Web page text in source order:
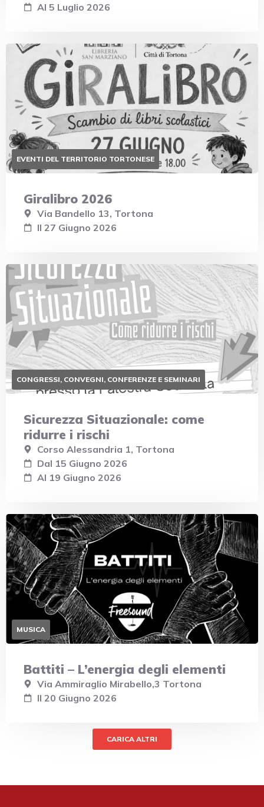
Al 5 Luglio 2026
EVENTI DEL TERRITORIO TORTONESE
Giralibro 2026
Via Bandello 13, Tortona
Il 27 Giugno 2026
CONGRESSI, CONVEGNI, CONFERENZE E SEMINARI
Sicurezza Situazionale: come
ridurre i rischi
Corso Alessandria 1, Tortona
Dal 15 Giugno 2026
Al 19 Giugno 2026
MUSICA
Battiti – L’energia degli elementi
Via Ammiraglio Mirabello,3 Tortona
Il 20 Giugno 2026
CARICA ALTRI